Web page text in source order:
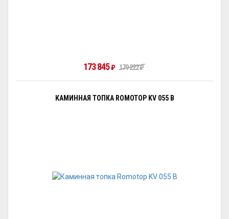
173 845₽ 179 222₽
КАМИННАЯ ТОПКА ROMOTOP KV 055 B